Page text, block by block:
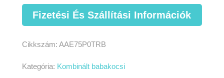
Fizetési És Szállítási Információk
Cikkszám: AAE75P0TRB
Kategória: Kombinált babakocsi